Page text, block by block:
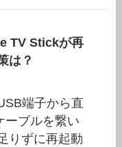
TV Stickが再
は？
端子から直
ーブルを繋い
りずに再起動